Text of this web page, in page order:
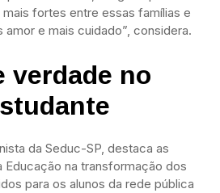
fortes entre essas famílias e
e mais cuidado”, considera.
verdade no
da Seduc-SP, destaca as
Educação na transformação dos
para os alunos da rede pública